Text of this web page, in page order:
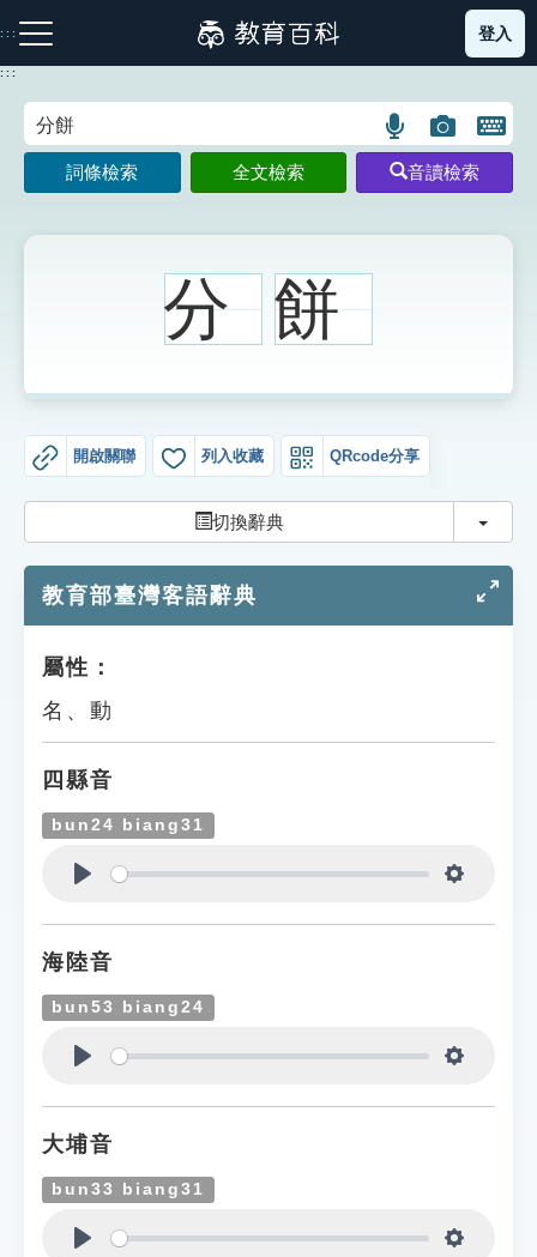
到
主
:::
注音索引圖示 筆畫索引圖示 部首索引表圖示
生字詞彙表
知識索引
遊戲專區
教學應用
貓頭鷹博士
登入
:::
語
言
搜
圖
片
搜
開
鍵
圖
詞條檢索 全文檢索 音讀檢索
分 餅
開啟關聯 列入收藏 QRcode分享
切換辭典 切換
教育部臺灣客語辭典
屬性：
名、動
四縣音
bun24 biang31
海陸音
bun53 biang24
大埔音
bun33 biang31